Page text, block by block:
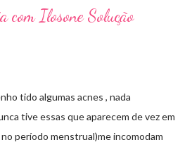
com Ilosone Solução
tido algumas acnes , nada
tive essas que aparecem de vez em
período menstrual)me incomodam